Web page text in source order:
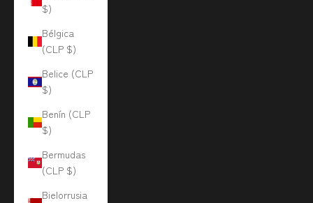
$)
Bélgica
(CLP $)
Belice (CLP
$)
Benín (CLP
$)
Bermudas
(CLP $)
Bielorrusia